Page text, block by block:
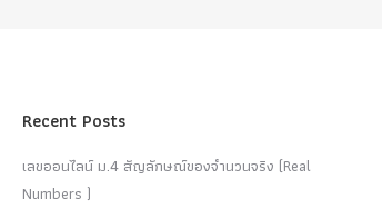
Recent Posts
เลขออนไลน์ ม.4 สัญลักษณ์ของจำนวนจริง (Real
Numbers )